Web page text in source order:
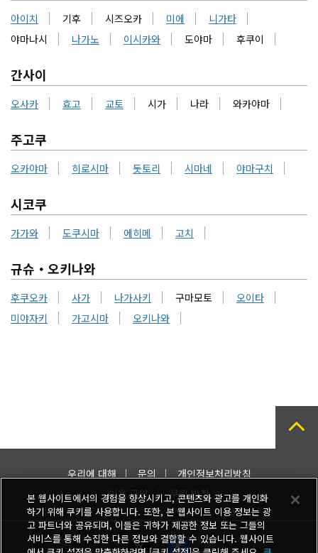
아이치 기후 시즈오카 미에
니가타
야마나시
나가노 이시카와 도야마 후쿠이
간사이
오사카 효고 교토 시가 나라 와카야마
주고쿠
오카야마 히로시마 돗토리 시마네 야마구치
시코쿠
가가와 도쿠시마 에히메 고치
규슈・오키나와
후쿠오카 사가 나가사키 구마모토
오이타
미야자키
가고시마 오키나와
우리에 대해 문의
개인정보처리방침
이용 규약
쿠키 방침
본 웹사이트에서의 경험을 향상시키고, 콘텐츠와 광고를 개인화
하기 위해 쿠키를 사용합니다. 또한, 본 웹사이트 이용 정보는 광
고 파트너와 공유되며, 이들은 귀하가 제공한 정보 또는 그들의
서비스를 통해 수집한 다른 정보와 결합할 수 있습니다. 웹사이트